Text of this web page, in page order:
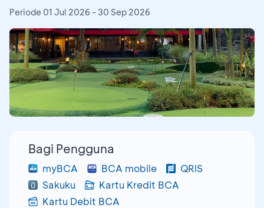
Periode 01 Jul 2026 - 30 Sep 2026
Bagi Pengguna
myBCA BCA mobile
QRIS
Sakuku
Kartu Kredit BCA
Kartu Debit BCA